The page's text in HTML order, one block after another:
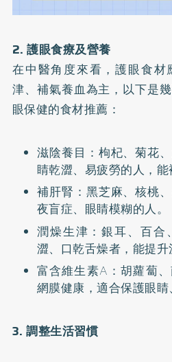
2. 護眼食療及營養
在中醫角度來看，護眼食
津、補氣養血為主，以下是
眼保健的食材推薦：
滋陰養目：枸杞、菊花
睛乾澀、易疲勞的人，能
補肝腎：黑芝麻、核桃
夜盲症、眼睛模糊的人。
潤燥生津：銀耳、百合
澀、口乾舌燥者，能提升
富含維生素A：胡蘿蔔
網膜健康，適合保護眼睛
3. 調整生活習慣